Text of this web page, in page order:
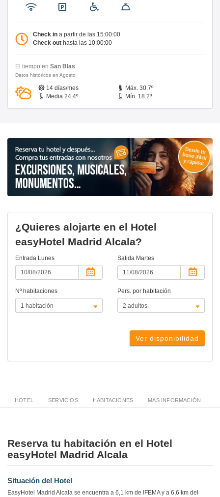
Check in a partir de las 15:00:00
Check out hasta las 10:00:00
El tiempo en San Blas
Datos históricos en Agosto
14 días/mes
Máx. 30.7º
Media 24.4º
Mín. 18.2º
¿Quieres alojarte en el Hotel
easyHotel Madrid Alcala?
Entrada Lunes Salida Martes
Nº habitaciones Pers. por habitación
Ver disponibilidad
HOTEL SERVICIOS HABITACIONES MÁS INFORMACIÓN
Reserva tu habitación en el Hotel
easyHotel Madrid Alcala
Situación del Hotel
EasyHotel Madrid Alcala se encuentra a 6,1 km de IFEMA y a 6,6 km del